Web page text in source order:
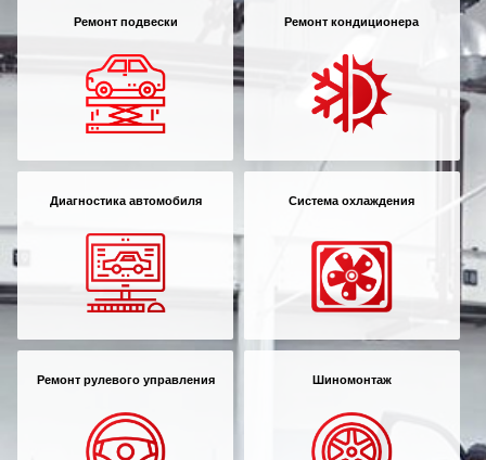
Ремонт подвески Ремонт кондиционера
Диагностика автомобиля Система охлаждения
Ремонт рулевого управления Шиномонтаж